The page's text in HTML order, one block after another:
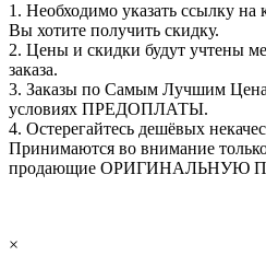
1. Необходимо указать ссылку
Вы хотите получить скидку.
2. Цены и скидки будут учтены
заказа.
3. Заказы по Самым Лучшим
условиях ПРЕДОПЛАТЫ.
4. Остерегайтесь дешёвых
Принимаются во внимание
продающие ОРИГИНАЛЬНУЮ
×